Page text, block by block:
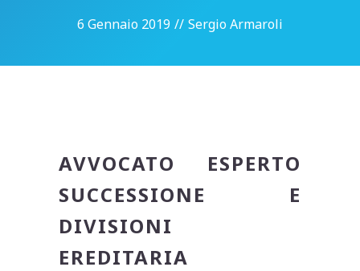
6 Gennaio 2019 // Sergio Armaroli
AVVOCATO ESPERTO
SUCCESSIONE E
DIVISIONI
EREDITARIA